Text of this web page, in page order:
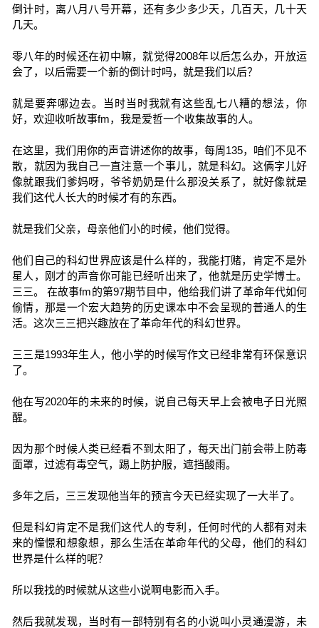
倒计时，离八月八号开幕，还有多少多少天，几百天，几十天
几天。
零八年的时候还在初中嘛，就觉得2008年以后怎么办，开放运
会了，以后需要一个新的倒计时吗，就是我们以后？
就是要奔哪边去。当时当时我就有这些乱七八糟的想法，你
好，欢迎收听故事fm，我是爱哲一个收集故事的人。
在这里，我们用你的声音讲述你的故事，每周135，咱们不见不
散，就因为我自己一直注意一个事儿，就是科幻。这俩字儿好
像就跟我们爹妈呀，爷爷奶奶是什么那没关系了，就好像就是
我们这代人长大的时候才有的东西。
就是我们父亲，母亲他们小的时候，他们觉得。
他们自己的科幻世界应该是什么样的，我能打赌，肯定不是外
星人，刚才的声音你可能已经听出来了，他就是历史学博士。
三三。 在故事fm的第97期节目中，他给我们讲了革命年代如何
偷情，那是一个宏大趋势的历史课本中不会呈现的普通人的生
活。这次三三把兴趣放在了革命年代的科幻世界。
三三是1993年生人，他小学的时候写作文已经非常有环保意识
了。
他在写2020年的未来的时候，说自己每天早上会被电子日光照
醒。
因为那个时候人类已经看不到太阳了，每天出门前会带上防毒
面罩，过滤有毒空气，踢上防护服，遮挡酸雨。
多年之后，三三发现他当年的预言今天已经实现了一大半了。
但是科幻肯定不是我们这代人的专利，任何时代的人都有对未
来的憧憬和想象想，那么生活在革命年代的父母，他们的科幻
世界是什么样的呢？
所以我找的时候就从这些小说啊电影而入手。
然后我就发现，当时有一部特别有名的小说叫小灵通漫游，未